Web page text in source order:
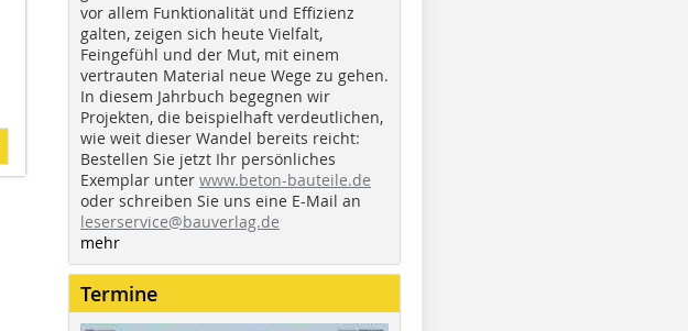
vor allem Funktionalität und Effizienz
galten, zeigen sich heute Vielfalt,
Feingefühl und der Mut, mit einem
vertrauten Material neue Wege zu gehen.
In diesem Jahrbuch begegnen wir
Projekten, die beispielhaft verdeutlichen,
wie weit dieser Wandel bereits reicht:
Bestellen Sie jetzt Ihr persönliches
Exemplar unter www.beton-bauteile.de
oder schreiben Sie uns eine E-Mail an
leserservice@bauverlag.de
mehr
Termine